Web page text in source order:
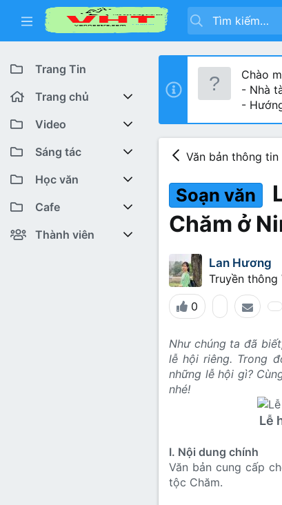
Trang Tin
Trang chủ
Diễn đàn
Bài viết mới
Có gì mới
Featured content
Bài viết mới
Video
Youtube VHT News
Youtube VHT
Tiktok
Sáng tác
Cuộc thi viết
Trại sáng tác
Liên hệ BTC
Học văn
Lớp 12
Lớp 11
Cafe
Cafe Văn chương
Thành viên
Chào
- Nhà
-
Văn bản thông tin
Soạn văn
Chăm ở
Lan Hương
Truyền thông
0
Như chúng ta đã
lễ hội riêng. Trong
những lễ hội gì?
nhé!
Lễ
I. Nội dung chính
Văn bản cung cấp
tộc Chăm.